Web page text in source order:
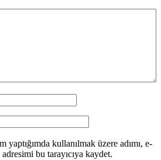
yaptığımda kullanılmak üzere adımı, e-
bu tarayıcıya kaydet.